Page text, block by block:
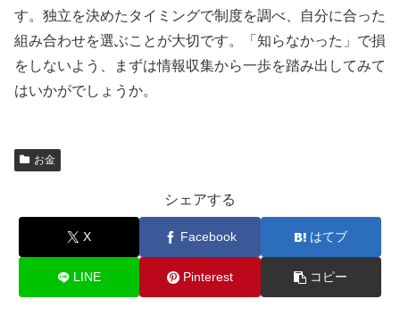
す。独立を決めたタイミングで制度を調べ、自分に合った
組み合わせを選ぶことが大切です。「知らなかった」で損
をしないよう、まずは情報収集から一歩を踏み出してみて
はいかがでしょうか。
お金
シェアする
X Facebook はてブ
LINE Pinterest コピー